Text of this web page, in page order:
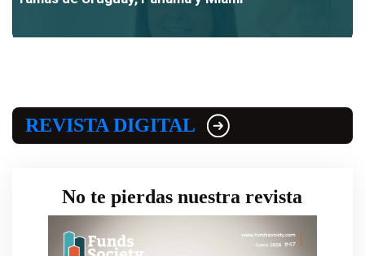
REVISTA DIGITAL
No te pierdas nuestra revista